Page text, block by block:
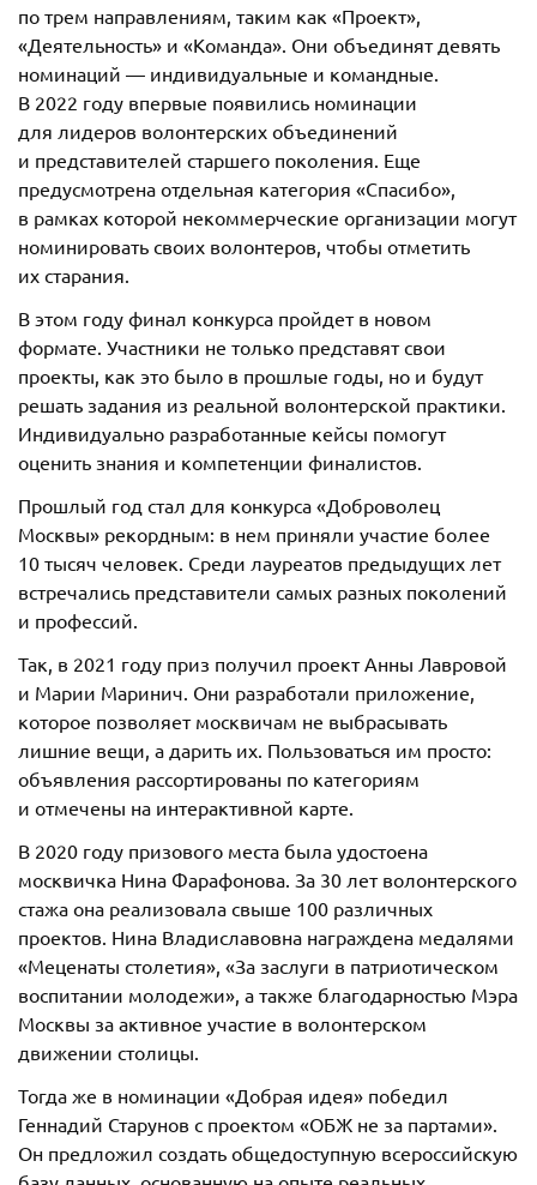
по трем направлениям, таким как «Проект»,
«Деятельность» и «Команда». Они объединят девять
номинаций — индивидуальные и командные.
В 2022 году впервые появились номинации
для лидеров волонтерских объединений
и представителей старшего поколения. Еще
предусмотрена отдельная категория «Спасибо»,
в рамках которой некоммерческие организации могут
номинировать своих волонтеров, чтобы отметить
их старания.
В этом году финал конкурса пройдет в новом
формате. Участники не только представят свои
проекты, как это было в прошлые годы, но и будут
решать задания из реальной волонтерской практики.
Индивидуально разработанные кейсы помогут
оценить знания и компетенции финалистов.
Прошлый год стал для конкурса «Доброволец
Москвы» рекордным: в нем приняли участие более
10 тысяч человек. Среди лауреатов предыдущих лет
встречались представители самых разных поколений
и профессий.
Так, в 2021 году приз получил проект Анны Лавровой
и Марии Маринич. Они разработали приложение,
которое позволяет москвичам не выбрасывать
лишние вещи, а дарить их. Пользоваться им просто:
объявления рассортированы по категориям
и отмечены на интерактивной карте.
В 2020 году призового места была удостоена
москвичка Нина Фарафонова. За 30 лет волонтерского
стажа она реализовала свыше 100 различных
проектов. Нина Владиславовна награждена медалями
«Меценаты столетия», «За заслуги в патриотическом
воспитании молодежи», а также благодарностью Мэра
Москвы за активное участие в волонтерском
движении столицы.
Тогда же в номинации «Добрая идея» победил
Геннадий Старунов с проектом «ОБЖ не за партами».
Он предложил создать общедоступную всероссийскую